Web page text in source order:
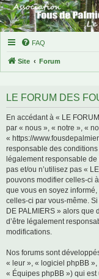
FAQ
Site Forum
LE FORUM DES
En accédant à « LE
par « nous », « notre », «
« https://
responsable des conditions
légalement responsable
pas et/ou n’utilisez pas «
pouvons modifier celles-ci
que vous en soyez
celles-ci par vous-même.
DE PALMIERS » alors que
d’être légalement
modifications.
Nos forums sont
« leur », « logiciel phpBB
« Équipes phpBB ») qui